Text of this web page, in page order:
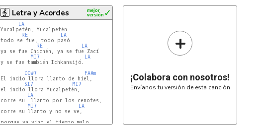
Letra y Acordes ✓
mejor
versión
LA
Yucalpetén, Yucalpetén
RE
LA
todo se fue, todo pasó
RE
LA
ya se fue Chichén, ya se fue Zací
MI7
LA
y se fue también Ichkansijó.
DO#7
FA#m
El indio llora llanto de hiel,
SI7
MI7
el indio llora Yucalpetén,
LA
corre su  llanto por los cenotes,
MI7
LA
corre su llanto y no se ve,
porque ya vino el tiempo malo,
+
¡Colabora con nosotros!
Envíanos tu versión de esta canción